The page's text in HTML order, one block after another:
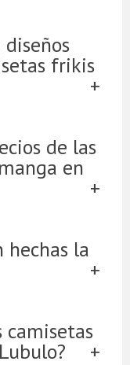
frikis
de las
en
hechas la
camisetas